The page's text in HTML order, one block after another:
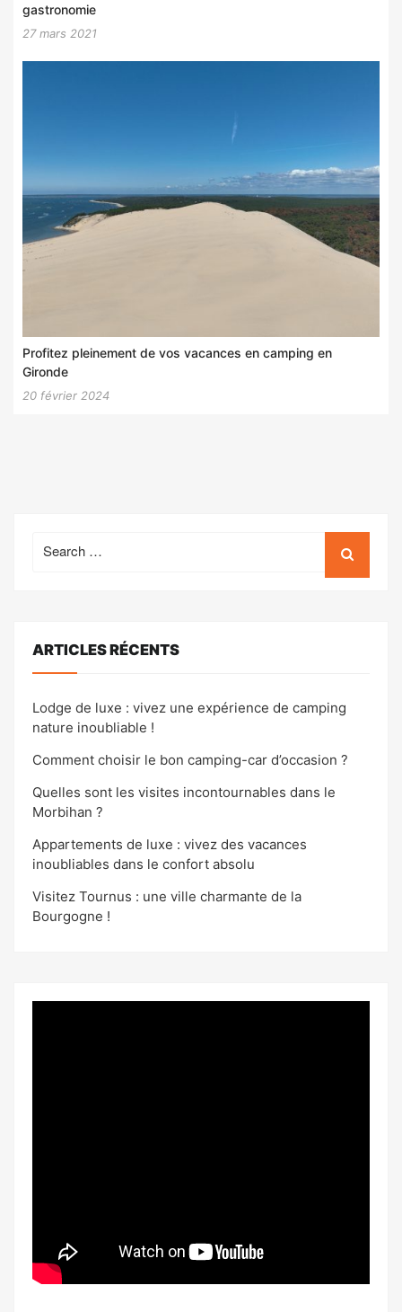
gastronomie
27 mars 2021
Profitez pleinement de vos vacances en camping en
Gironde
20 février 2024
for:
ARTICLES RÉCENTS
Lodge de luxe : vivez une expérience de camping
nature inoubliable !
Comment choisir le bon camping-car d’occasion ?
Quelles sont les visites incontournables dans le
Morbihan ?
Appartements de luxe : vivez des vacances
inoubliables dans le confort absolu
Visitez Tournus : une ville charmante de la
Bourgogne !